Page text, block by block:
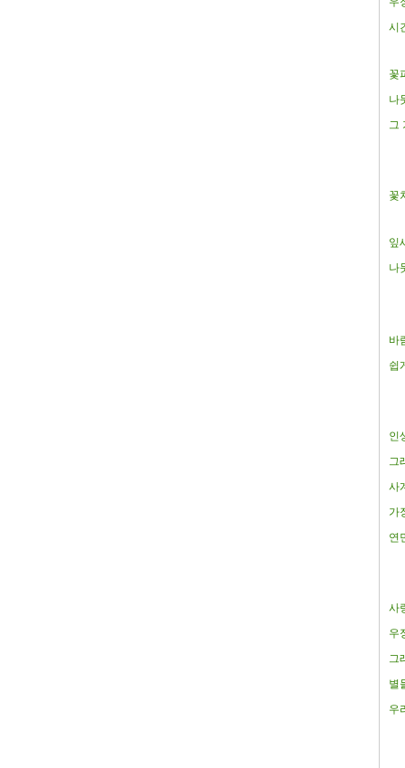
시
꽃
나
그
꽃
잎
나
바
쉽
인
그
사
가
연
사
우
그
별
우